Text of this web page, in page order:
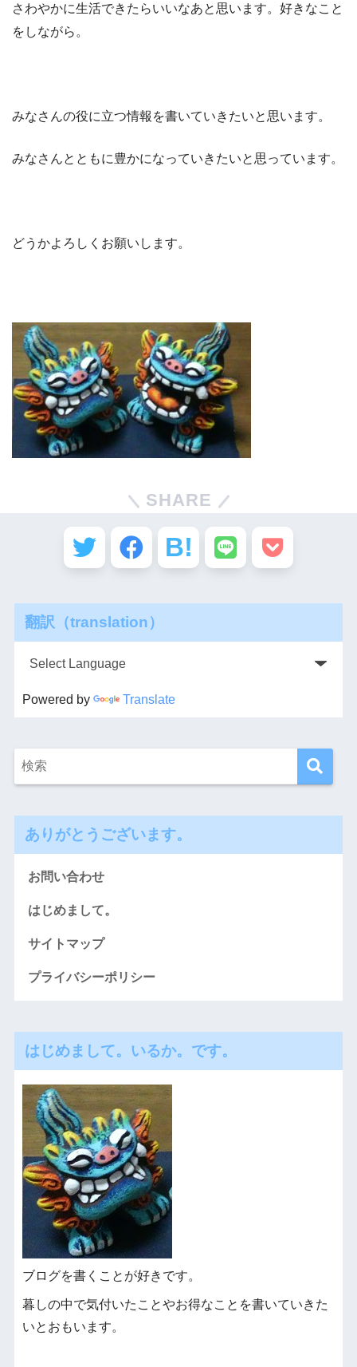
さわやかに生活できたらいいなあと思います。好きなこと
をしながら。
みなさんの役に立つ情報を書いていきたいと思います。
みなさんとともに豊かになっていきたいと思っています。
どうかよろしくお願いします。
SHARE
翻訳（translation）
Powered by Translate
ありがとうございます。
お問い合わせ
はじめまして。
サイトマップ
プライバシーポリシー
はじめまして。いるか。です。
ブログを書くことが好きです。
暮しの中で気付いたことやお得なことを書いていきた
いとおもいます。